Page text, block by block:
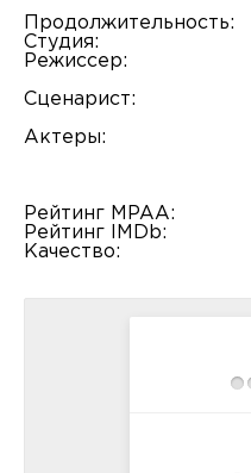
Продолжительность:
Студия:
Режиссер:
Сценарист:
Актеры:
Рейтинг MPAA:
Рейтинг IMDb:
Качество: